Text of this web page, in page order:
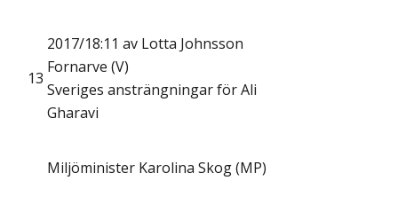
13
2017/18:11 av Lotta Johnsson
Fornarve (V)
Sveriges ansträngningar för Ali
Gharavi
Miljöminister Karolina Skog (MP)